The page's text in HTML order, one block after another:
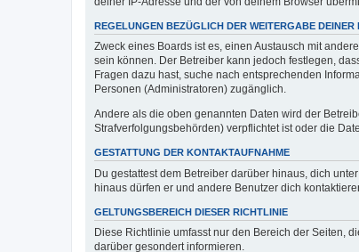
REGELUNGEN BEZÜGLICH DER WEITERGABE DEINER
Zweck eines Boards ist es, einen Austausch mit
sein können. Der Betreiber kann jedoch festlegen,
Fragen dazu hast, suche nach entsprechenden
Personen (Administratoren) zugänglich.
Andere als die oben genannten Daten wird der
Strafverfolgungsbehörden) verpflichtet ist oder die
GESTATTUNG DER KONTAKTAUFNAHME
Du gestattest dem Betreiber darüber hinaus, dich
hinaus dürfen er und andere Benutzer dich
GELTUNGSBEREICH DIESER RICHTLINIE
Diese Richtlinie umfasst nur den Bereich der Seiten,
darüber gesondert informieren.